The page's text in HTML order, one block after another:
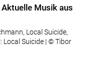
Musik aus
Local Suicide,
Local Suicide | © Tibor